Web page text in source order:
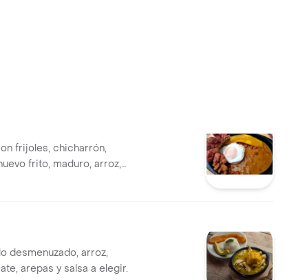
frijoles, chicharrón,
frito, maduro, arroz,
desmenuzado, arroz,
arepas y salsa a elegir.